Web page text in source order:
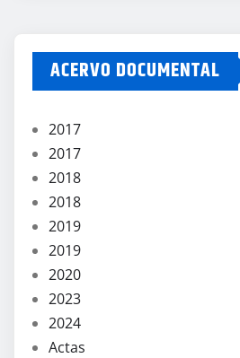
ACERVO DOCUMENTAL
2017
2017
2018
2018
2019
2019
2020
2023
2024
Actas